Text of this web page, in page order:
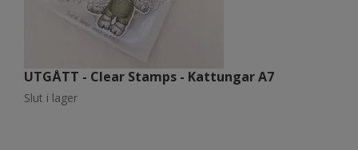
UTGÅTT - Clear Stamps - Kattungar A7
Slut i lager